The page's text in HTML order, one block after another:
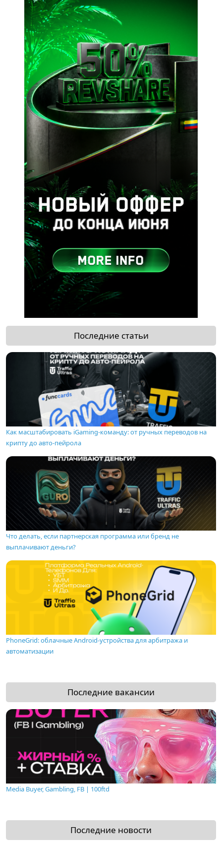
Последние статьи
Как масштабировать iGaming-команду: от ручных переводов на
крипту до авто-пейрола
Что делать, если партнерская программа или бренд не
выплачивают деньги?
PhoneGrid: облачные Android-устройства для арбитража и
автоматизации
Последние вакансии
Media Buyer, Gambling, FB | 100ftd
Последние новости